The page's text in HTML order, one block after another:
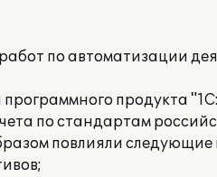
по автоматизации
продукта
по стандартам
повлияли